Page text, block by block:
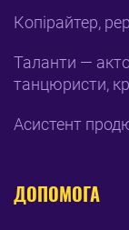
Копірайтер,
Таланти —
танцюристи,
Асистент
ДОПОМОГА